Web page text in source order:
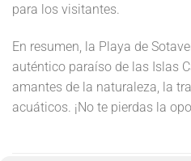
para los visitantes.
En resumen, la Playa de
auténtico paraíso de las Islas
amantes de la naturaleza, la
acuáticos. ¡No te pierdas la